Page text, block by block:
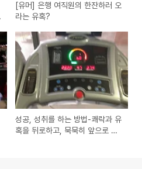
[유머] 은행 여직원의 한잔하러 오
라는 유혹?
성공, 성취를 하는 방법-쾌락과 유
혹을 뒤로하고, 묵묵히 앞으로 나